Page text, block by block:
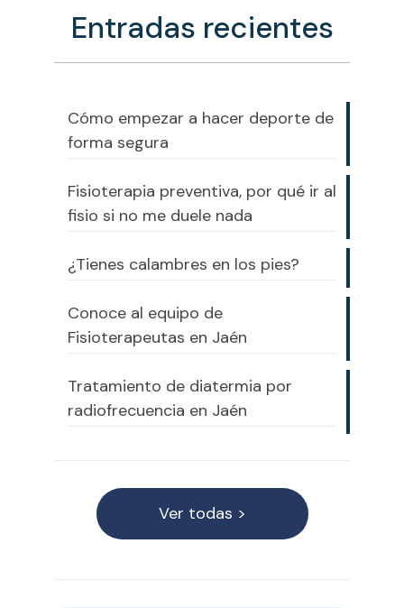
Entradas recientes
Cómo empezar a hacer deporte de
forma segura
Fisioterapia preventiva, por qué ir al
fisio si no me duele nada
¿Tienes calambres en los pies?
Conoce al equipo de
Fisioterapeutas en Jaén
Tratamiento de diatermia por
radiofrecuencia en Jaén
Ver todas >